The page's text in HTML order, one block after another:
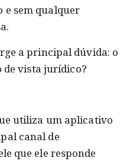
e sem qualquer
a principal dúvida: o
de vista jurídico?
utiliza um aplicativo
canal de
que ele responde